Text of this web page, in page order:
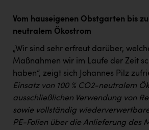
Vom hauseigenen Obstgarten bis
neutralem Ökostrom
„Wir sind sehr erfreut darüber,
Maßnahmen wir im Laufe der Zeit
haben“, zeigt sich Johannes Pilz
Einsatz von 100 % CO2-neutralem
ausschließlichen Verwendung von
sowie vollständig
PE-Folien über die Anlieferung des